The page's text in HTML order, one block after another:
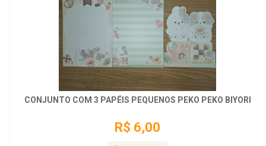
CONJUNTO COM 3 PAPÉIS PEQUENOS PEKO PEKO BIYORI
R$ 6,00